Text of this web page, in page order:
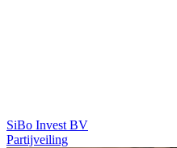
SiBo Invest BV
Partijveiling